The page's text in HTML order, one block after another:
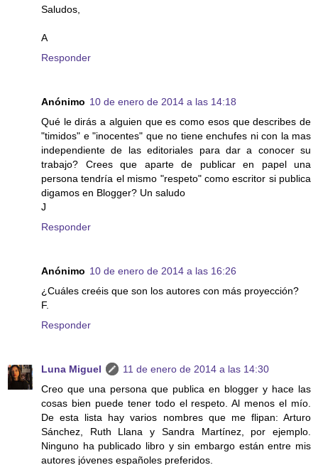
Saludos,
A
Responder
Anónimo 10 de enero de 2014 a las 14:18
Qué le dirás a alguien que es como esos que describes de
"timidos" e "inocentes" que no tiene enchufes ni con la mas
independiente de las editoriales para dar a conocer su
trabajo? Crees que aparte de publicar en papel una
persona tendría el mismo "respeto" como escritor si publica
digamos en Blogger? Un saludo
J
Responder
Anónimo 10 de enero de 2014 a las 16:26
¿Cuáles creéis que son los autores con más proyección?
F.
Responder
Luna Miguel
11 de enero de 2014 a las 14:30
Creo que una persona que publica en blogger y hace las
cosas bien puede tener todo el respeto. Al menos el mío.
De esta lista hay varios nombres que me flipan: Arturo
Sánchez, Ruth Llana y Sandra Martínez, por ejemplo.
Ninguno ha publicado libro y sin embargo están entre mis
autores jóvenes españoles preferidos.